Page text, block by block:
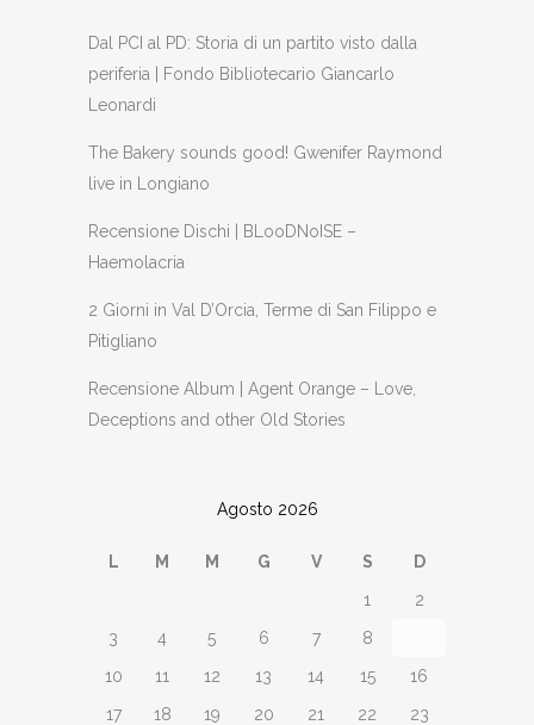
Dal PCI al PD: Storia di un partito visto dalla
periferia | Fondo Bibliotecario Giancarlo
Leonardi
The Bakery sounds good! Gwenifer Raymond
live in Longiano
Recensione Dischi | BLooDNoISE –
Haemolacria
2 Giorni in Val D’Orcia, Terme di San Filippo e
Pitigliano
Recensione Album | Agent Orange – Love,
Deceptions and other Old Stories
Agosto 2026
L M M G V S
D
1
2
3
4 5 6 7 8
10
11 12 13 14 15
16
17
18 19 20 21 22
23